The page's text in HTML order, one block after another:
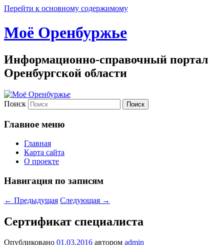
Перейти к основному содержимому
Моё Оренбуржье
Информационно-справочный портал
Оренбургской области
Поиск
Главное меню
Главная
Карта сайта
О проекте
Навигация по записям
← Предыдущая Следующая →
Сертификат специалиста
Опубликовано 01.03.2016 автором admin